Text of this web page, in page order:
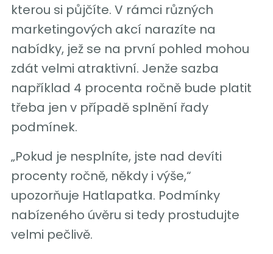
kterou si půjčíte. V rámci různých
marketingových akcí narazíte na
nabídky, jež se na první pohled mohou
zdát velmi atraktivní. Jenže sazba
například 4 procenta ročně bude platit
třeba jen v případě splnění řady
podmínek.
„Pokud je nesplníte, jste nad devíti
procenty ročně, někdy i výše,“
upozorňuje Hatlapatka. Podmínky
nabízeného úvěru si tedy prostudujte
velmi pečlivě.